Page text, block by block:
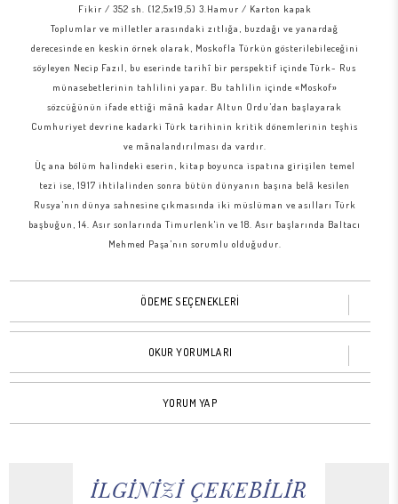
Fikir / 352 sh. (12,5x19,5) 3.Hamur / Karton kapak
Toplumlar ve milletler arasındaki zıtlığa, buzdağı ve yanardağ
derecesinde en keskin örnek olarak, Moskofla Türkün gösterilebileceğini
söyleyen Necip Fazıl, bu eserinde tarihî bir perspektif içinde Türk- Rus
münasebetlerinin tahlilini yapar. Bu tahlilin içinde «Moskof»
sözcüğünün ifade ettiği mânâ kadar Altun Ordu’dan başlayarak
Cumhuriyet devrine kadarki Türk tarihinin kritik dönemlerinin teşhis
ve mânalandırılması da vardır.
Üç ana bölüm halindeki eserin, kitap boyunca ispatına girişilen temel
tezi ise, 1917 ihtilalinden sonra bütün dünyanın başına belâ kesilen
Rusya’nın dünya sahnesine çıkmasında iki müslüman ve asılları Türk
başbuğun, 14. Asır sonlarında Timurlenk'in ve 18. Asır başlarında Baltacı
Mehmed Paşa’nın sorumlu olduğudur.
ÖDEME SEÇENEKLERİ
OKUR YORUMLARI
YORUM YAP
İLGİNİZİ ÇEKEBİLİR